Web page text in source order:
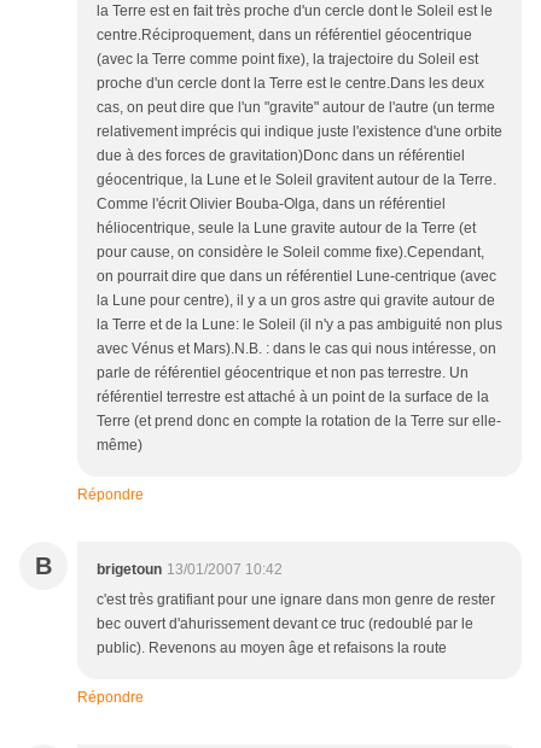
la Terre est en fait très proche d'un cercle dont le Soleil est le
centre.Réciproquement, dans un référentiel géocentrique
(avec la Terre comme point fixe), la trajectoire du Soleil est
proche d'un cercle dont la Terre est le centre.Dans les deux
cas, on peut dire que l'un "gravite" autour de l'autre (un terme
relativement imprécis qui indique juste l'existence d'une orbite
due à des forces de gravitation)Donc dans un référentiel
géocentrique, la Lune et le Soleil gravitent autour de la Terre.
Comme l'écrit Olivier Bouba-Olga, dans un référentiel
héliocentrique, seule la Lune gravite autour de la Terre (et
pour cause, on considère le Soleil comme fixe).Cependant,
on pourrait dire que dans un référentiel Lune-centrique (avec
la Lune pour centre), il y a un gros astre qui gravite autour de
la Terre et de la Lune: le Soleil (il n'y a pas ambiguité non plus
avec Vénus et Mars).N.B. : dans le cas qui nous intéresse, on
parle de référentiel géocentrique et non pas terrestre. Un
référentiel terrestre est attaché à un point de la surface de la
Terre (et prend donc en compte la rotation de la Terre sur elle-
même)
Répondre
B brigetoun 13/01/2007 10:42
c'est très gratifiant pour une ignare dans mon genre de rester
bec ouvert d'ahurissement devant ce truc (redoublé par le
public). Revenons au moyen âge et refaisons la route
Répondre